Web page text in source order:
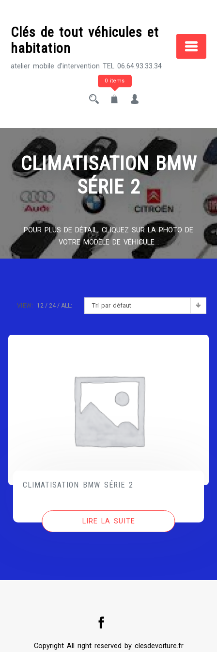
contentClés de tout véhicules et
habitation
atelier mobile d'intervention TEL 06.64.93.33.34
0 items
CLIMATISATION BMW
SÉRIE 2
POUR PLUS DE DÉTAIL, CLIQUEZ SUR LA PHOTO DE
VOTRE MODÈLE DE VÉHICULE :
Tri par défaut
VIEW: 12 24 ALL:
CLIMATISATION BMW SÉRIE 2
LIRE LA SUITE
Copyright All right reserved by clesdevoiture.fr